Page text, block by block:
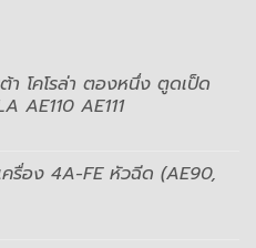
า โคโรล่า ตองหนึ่ง ตูดเป็ด
AE110 AE111
รื่อง 4A-FE หัวฉีด (AE90,